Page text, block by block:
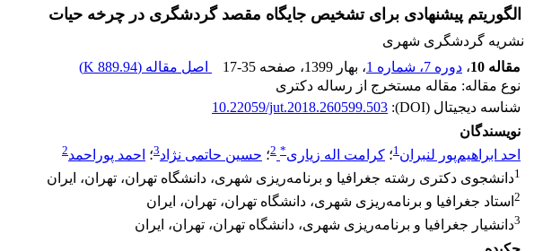
الگوریتم پیشنهادی برای تشخیص جایگاه مقصد گردشگری در چرخه حیات
نشریه گردشگری شهری
مقاله 10
، دوره 7، شماره 1 ، بهار 1399 ، صفحه 17-35 اصل مقاله (889.94 K
)
نوع مقاله: مقاله مستخرج از رساله دکتری
شناسه دیجیتال (DOI):
10.22059/jut.2018.260599.503
نویسندگان
احد ابراهیم‌پور لنبران1؛ کرامت اله زیاری*
2؛ حسین حاتمی نژاد3؛ احمد پوراحمد2
1دانشجوی دکتری رشته جغرافیا و برنامه‌ریزی شهری، دانشگاه تهران، تهران، ایران
2 استاد جغرافیا و برنامه‌ریزی شهری، دانشگاه تهران، تهران، ایران
3دانشیار جغرافیا و برنامه‌ریزی شهری، دانشگاه تهران، تهران، ایران